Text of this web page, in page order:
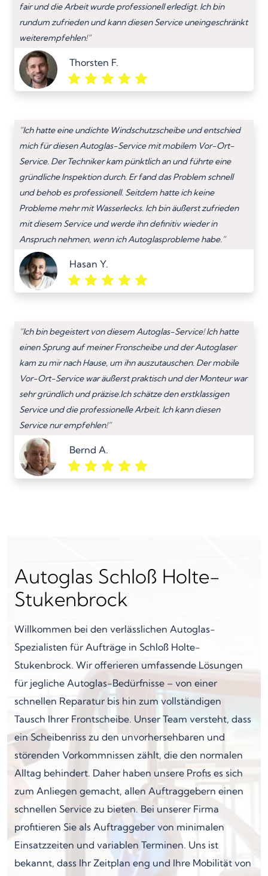
fair und die Arbeit wurde professionell erledigt. Ich bin
rundum zufrieden und kann diesen Service uneingeschränkt
weiterempfehlen!”
Thorsten F.
“Ich hatte eine undichte Windschutzscheibe und entschied
mich für diesen Autoglas-Service mit mobilem Vor-Ort-
Service. Der Techniker kam pünktlich an und führte eine
gründliche Inspektion durch. Er fand das Problem schnell
und behob es professionell. Seitdem hatte ich keine
Probleme mehr mit Wasserlecks. Ich bin äußerst zufrieden
mit diesem Service und werde ihn definitiv wieder in
Anspruch nehmen, wenn ich Autoglasprobleme habe.”
Hasan Y.
“Ich bin begeistert von diesem Autoglas-Service! Ich hatte
einen Sprung auf meiner Fronscheibe und der Autoglaser
kam zu mir nach Hause, um ihn auszutauschen. Der mobile
Vor-Ort-Service war äußerst praktisch und der Monteur war
sehr gründlich und präzise.Ich schätze den erstklassigen
Service und die professionelle Arbeit. Ich kann diesen
Service nur empfehlen!”
Bernd A.
Autoglas Schloß Holte-
Stukenbrock
Willkommen bei den verlässlichen Autoglas-
Spezialisten für Aufträge in Schloß Holte-
Stukenbrock. Wir offerieren umfassende Lösungen
für jegliche Autoglas-Bedürfnisse – von einer
schnellen Reparatur bis hin zum vollständigen
Tausch Ihrer Frontscheibe. Unser Team versteht, dass
ein Scheibenriss zu den unvorhersehbaren und
störenden Vorkommnissen zählt, die den normalen
Alltag behindert. Daher haben unsere Profis es sich
zum Anliegen gemacht, allen Auftraggebern einen
schnellen Service zu bieten. Bei unserer Firma
profitieren Sie als Auftraggeber von minimalen
Einsatzzeiten und variablen Terminen. Uns ist
bekannt, dass Ihr Zeitplan eng und Ihre Mobilität von